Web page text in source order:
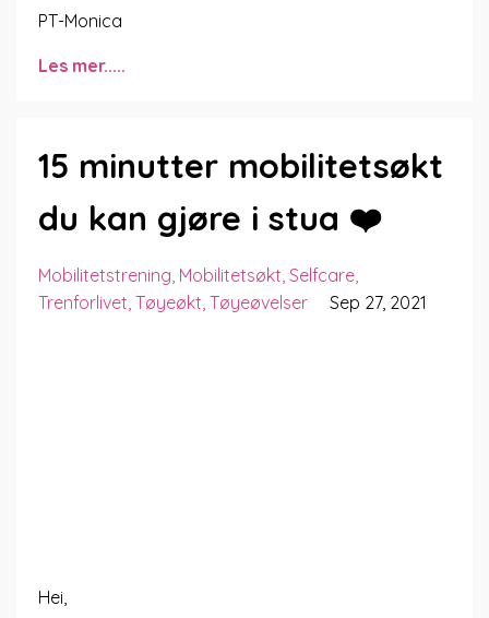
PT-Monica
Les mer.....
15 minutter mobilitetsøkt
du kan gjøre i stua ❤️
Mobilitetstrening Mobilitetsøkt Selfcare
Trenforlivet Tøyeøkt Tøyeøvelser Sep 27, 2021
Hei,